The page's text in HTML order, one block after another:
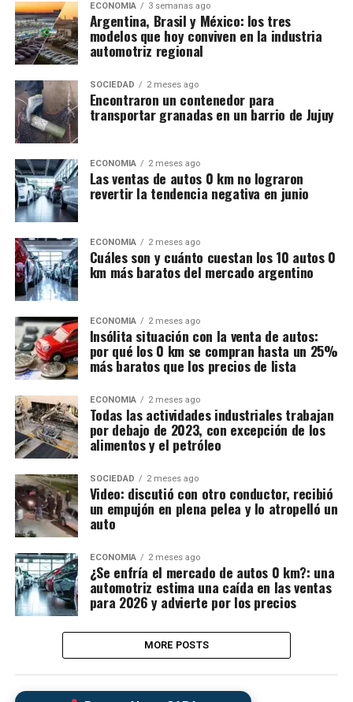
ECONOMIA 3 semanas ago
Argentina, Brasil y México: los tres
modelos que hoy conviven en la industria
automotriz regional
SOCIEDAD 2 meses ago
Encontraron un contenedor para
transportar granadas en un barrio de Jujuy
ECONOMIA 2 meses ago
Las ventas de autos 0 km no lograron
revertir la tendencia negativa en junio
ECONOMIA 2 meses ago
Cuáles son y cuánto cuestan los 10 autos 0
km más baratos del mercado argentino
ECONOMIA 2 meses ago
Insólita situación con la venta de autos:
por qué los 0 km se compran hasta un 25%
más baratos que los precios de lista
ECONOMIA 2 meses ago
Todas las actividades industriales trabajan
por debajo de 2023, con excepción de los
alimentos y el petróleo
SOCIEDAD 2 meses ago
Video: discutió con otro conductor, recibió
un empujón en plena pelea y lo atropelló un
auto
ECONOMIA 2 meses ago
¿Se enfría el mercado de autos 0 km?: una
automotriz estima una caída en las ventas
para 2026 y advierte por los precios
MORE POSTS